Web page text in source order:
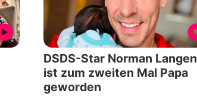
DSDS-Star Norman Langen
ist zum zweiten Mal Papa
geworden